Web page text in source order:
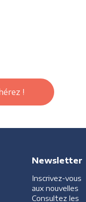
!
Newsletter
Inscrivez-vous
aux nouvelles
Consultez les